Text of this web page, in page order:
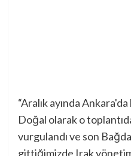
“Aralık ayında
Doğal olarak o
vurgulandı ve son
gittiğimizde Irak